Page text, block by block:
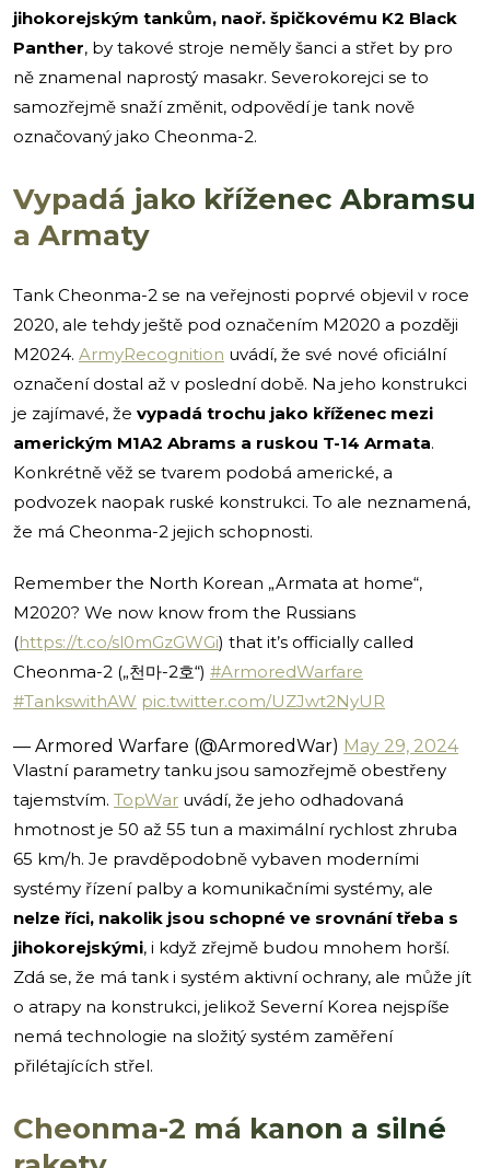
jihokorejským tankům, naoř. špičkovému K2 Black
Panther, by takové stroje neměly šanci a střet by pro
ně znamenal naprostý masakr. Severokorejci se to
samozřejmě snaží změnit, odpovědí je tank nově
označovaný jako Cheonma-2.
Vypadá jako kříženec Abramsu
a Armaty
Tank Cheonma-2 se na veřejnosti poprvé objevil v roce
2020, ale tehdy ještě pod označením M2020 a později
M2024. ArmyRecognition uvádí, že své nové oficiální
označení dostal až v poslední době. Na jeho konstrukci
je zajímavé, že vypadá trochu jako kříženec mezi
americkým M1A2 Abrams a ruskou T-14 Armata.
Konkrétně věž se tvarem podobá americké, a
podvozek naopak ruské konstrukci. To ale neznamená,
že má Cheonma-2 jejich schopnosti.
Remember the North Korean „Armata at home“,
M2020? We now know from the Russians
(https://t.co/sl0mGzGWGi) that it’s officially called
Cheonma-2 („천마-2호“) #ArmoredWarfare
#TankswithAW pic.twitter.com/UZJwt2NyUR
— Armored Warfare (@ArmoredWar) May 29, 2024
Vlastní parametry tanku jsou samozřejmě obestřeny
tajemstvím. TopWar uvádí, že jeho odhadovaná
hmotnost je 50 až 55 tun a maximální rychlost zhruba
65 km/h. Je pravděpodobně vybaven moderními
systémy řízení palby a komunikačními systémy, ale
nelze říci, nakolik jsou schopné ve srovnání třeba s
jihokorejskými, i když zřejmě budou mnohem horší.
Zdá se, že má tank i systém aktivní ochrany, ale může jít
o atrapy na konstrukci, jelikož Severní Korea nejspíše
nemá technologie na složitý systém zaměření
přilétajících střel.
Cheonma-2 má kanon a silné